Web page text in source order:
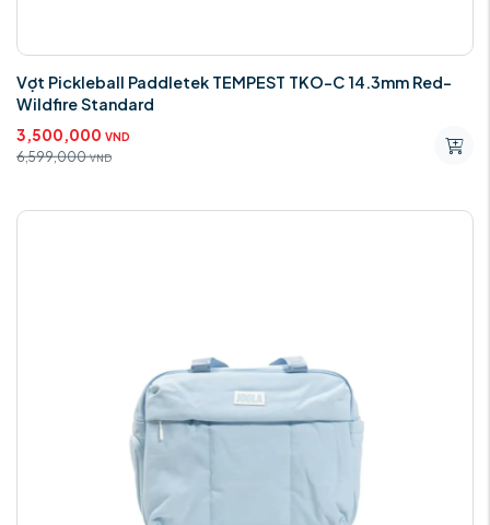
Vợt Pickleball Paddletek TEMPEST TKO-C 14.3mm Red-
Wildfire Standard
3,500,000 VND
6,599,000 VND